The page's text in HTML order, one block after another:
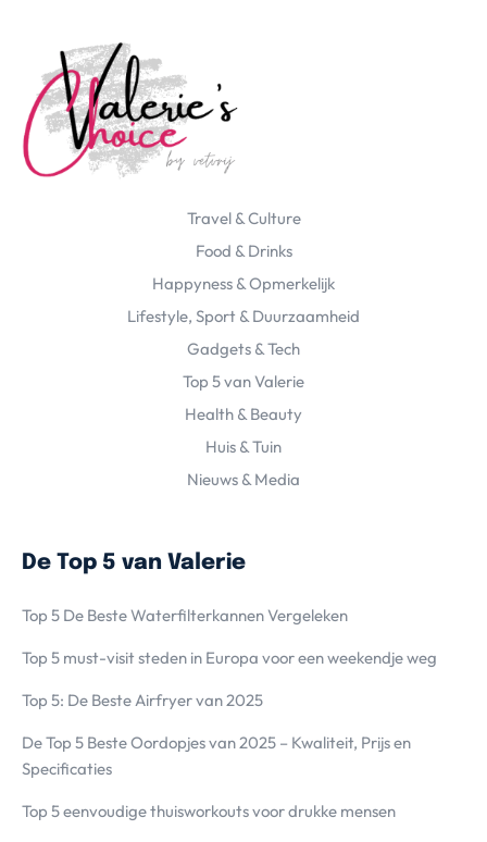
Travel & Culture
Food & Drinks
Happyness & Opmerkelijk
Lifestyle, Sport & Duurzaamheid
Gadgets & Tech
Top 5 van Valerie
Health & Beauty
Huis & Tuin
Nieuws & Media
De Top 5 van Valerie
Top 5 De Beste Waterfilterkannen Vergeleken
Top 5 must-visit steden in Europa voor een weekendje weg
Top 5: De Beste Airfryer van 2025
De Top 5 Beste Oordopjes van 2025 – Kwaliteit, Prijs en
Specificaties
Top 5 eenvoudige thuisworkouts voor drukke mensen